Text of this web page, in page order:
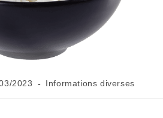
2023 Informations diverses